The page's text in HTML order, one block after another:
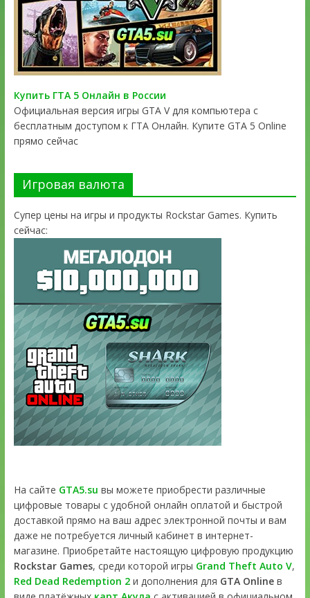
Купить ГТА 5 Онлайн в России
Официальная версия игры GTA V для компьютера с
бесплатным доступом к ГТА Онлайн. Купите GTA 5 Online
прямо сейчас
Игровая валюта
Супер цены на игры и продукты Rockstar Games. Купить
сейчас:
На сайте GTA5.su вы можете приобрести различные
цифровые товары с удобной онлайн оплатой и быстрой
доставкой прямо на ваш адрес электронной почты и вам
даже не потребуется личный кабинет в интернет-
магазине. Приобретайте настоящую цифровую продукцию
Rockstar Games, среди которой игры Grand Theft Auto V,
Red Dead Redemption 2и дополнения для GTA Onlineв